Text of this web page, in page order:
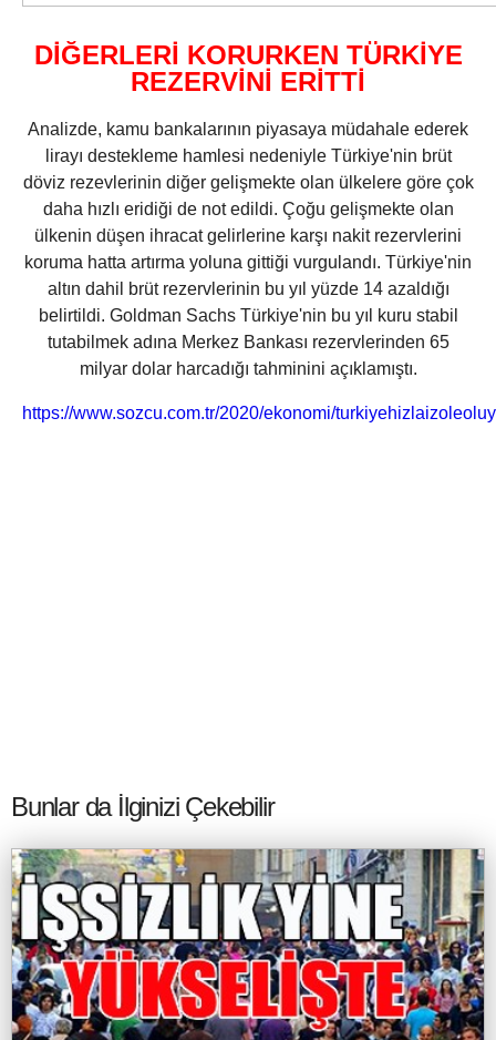
DİĞERLERİ KORURKEN TÜRKİYE
REZERVİNİ ERİTTİ
Analizde, kamu bankalarının piyasaya müdahale ederek
lirayı destekleme hamlesi nedeniyle Türkiye'nin brüt
döviz rezevlerinin diğer gelişmekte olan ülkelere göre çok
daha hızlı eridiği de not edildi. Çoğu gelişmekte olan
ülkenin düşen ihracat gelirlerine karşı nakit rezervlerini
koruma hatta artırma yoluna gittiği vurgulandı. Türkiye'nin
altın dahil brüt rezervlerinin bu yıl yüzde 14 azaldığı
belirtildi. Goldman Sachs Türkiye'nin bu yıl kuru stabil
tutabilmek adına Merkez Bankası rezervlerinden 65
milyar dolar harcadığı tahminini açıklamıştı.
https://www.sozcu.com.tr/2020/ekonomi/
Bunlar da İlginizi Çekebilir